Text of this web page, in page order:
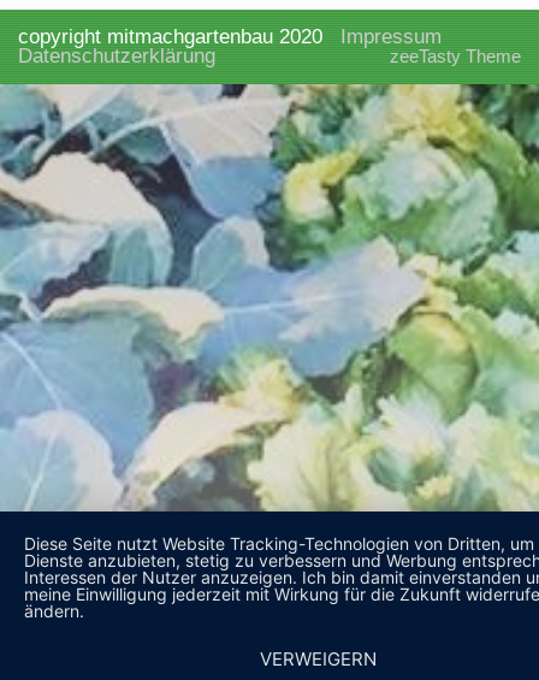
copyright mitmachgartenbau 2020
Impressum
Datenschutzerklärung
zeeTasty Theme
Diese Seite nutzt Website Tracking-Technologien von Dritten, um
Dienste anzubieten, stetig zu verbessern und Werbung
Interessen der Nutzer anzuzeigen. Ich bin damit einverstanden
meine Einwilligung jederzeit mit Wirkung für die Zukunft
ändern.
VERWEIGERN